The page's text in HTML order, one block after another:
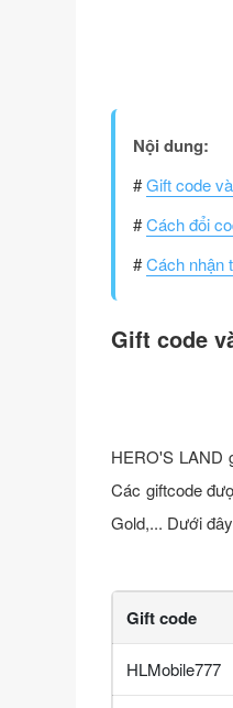
Nội dung:
#Gift code
#Cách đổi
#Cách nhận
Gift code
HERO'S LAND
Các giftcode
Gold,... Dưới
Gift code
HLMobile777